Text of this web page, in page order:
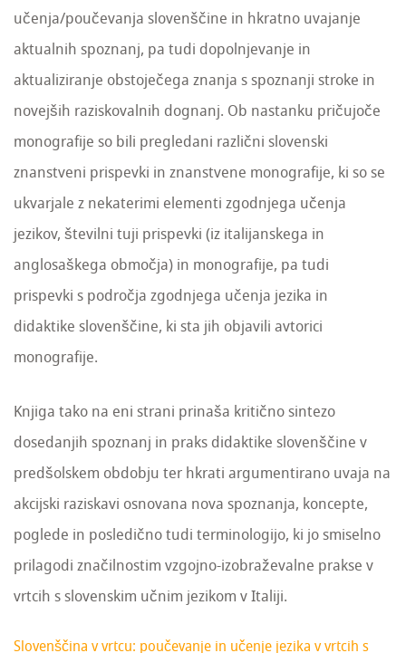
učenja/poučevanja slovenščine in hkratno uvajanje
aktualnih spoznanj, pa tudi dopolnjevanje in
aktualiziranje obstoječega znanja s spoznanji stroke in
novejših raziskovalnih dognanj. Ob nastanku pričujoče
monografije so bili pregledani različni slovenski
znanstveni prispevki in znanstvene monografije, ki so se
ukvarjale z nekaterimi elementi zgodnjega učenja
jezikov, številni tuji prispevki (iz italijanskega in
anglosaškega območja) in monografije, pa tudi
prispevki s področja zgodnjega učenja jezika in
didaktike slovenščine, ki sta jih objavili avtorici
monografije.
Knjiga tako na eni strani prinaša kritično sintezo
dosedanjih spoznanj in praks didaktike slovenščine v
predšolskem obdobju ter hkrati argumentirano uvaja na
akcijski raziskavi osnovana nova spoznanja, koncepte,
poglede in posledično tudi terminologijo, ki jo smiselno
prilagodi značilnostim vzgojno-izobraževalne prakse v
vrtcih s slovenskim učnim jezikom v Italiji.
Slovenščina v vrtcu: poučevanje in učenje jezika v vrtcih s